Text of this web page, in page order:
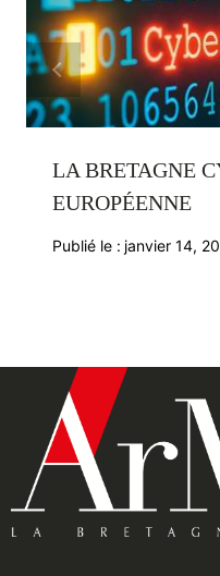
LA BRETAGNE
EUROPÉENNE
Publié le : janvier 14,